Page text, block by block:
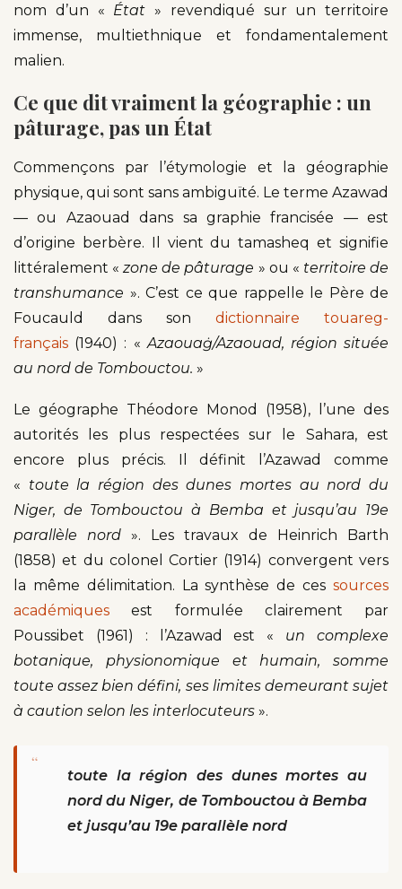
nom d’un « État » revendiqué sur un territoire
immense, multiethnique et fondamentalement
malien.
Ce que dit vraiment la géographie : un
pâturage, pas un État
Commençons par l’étymologie et la géographie
physique, qui sont sans ambiguïté. Le terme Azawad
— ou Azaouad dans sa graphie francisée — est
d’origine berbère. Il vient du tamasheq et signifie
littéralement «zone de pâturage » ou « territoire de
transhumance ». C’est ce que rappelle le Père de
Foucauld dans son dictionnaire touareg-
français (1940) : «Azaouaġ/Azaouad, région située
au nord de Tombouctou. »
Le géographe Théodore Monod (1958), l’une des
autorités les plus respectées sur le Sahara, est
encore plus précis. Il définit l’Azawad comme
« toute la région des dunes mortes au nord du
Niger, de Tombouctou à Bemba et jusqu’au 19e
parallèle nord ». Les travaux de Heinrich Barth
(1858) et du colonel Cortier (1914) convergent vers
la même délimitation. La synthèse de ces sources
académiques est formulée clairement par
Poussibet (1961) : l’Azawad est « un complexe
botanique, physionomique et humain, somme
toute assez bien défini, ses limites demeurant sujet
à caution selon les interlocuteurs ».
“
toute la région des dunes mortes au
nord du Niger, de Tombouctou à Bemba
et jusqu’au 19e parallèle nord